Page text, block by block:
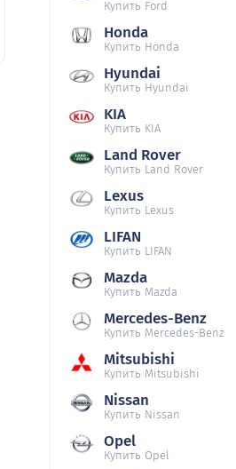
Купить Ford
Honda
Купить Honda
Hyundai
Купить Hyundai
KIA
Купить KIA
Land Rover
Купить Land Rover
Lexus
Купить Lexus
LIFAN
Купить LIFAN
Mazda
Купить Mazda
Mercedes-Benz
Купить Mercedes-Benz
Mitsubishi
Купить Mitsubishi
Nissan
Купить Nissan
Opel
Купить Opel